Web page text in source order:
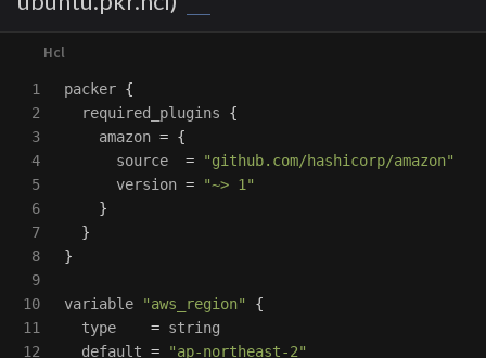
1
2
3
4
5
6
7
8
9
10
11
12
packer {
required_plugins
{
amazon = {
source
=
"github.com/hashicorp/amazon"
version =
"~> 1"
}
}
}
variable "aws_region"
{
type
= string
default =
"ap-northeast-2"